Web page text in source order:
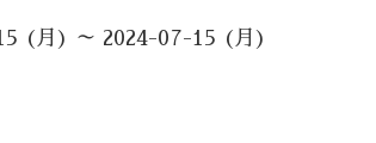
(月) ～ 2024-07-15 (月)